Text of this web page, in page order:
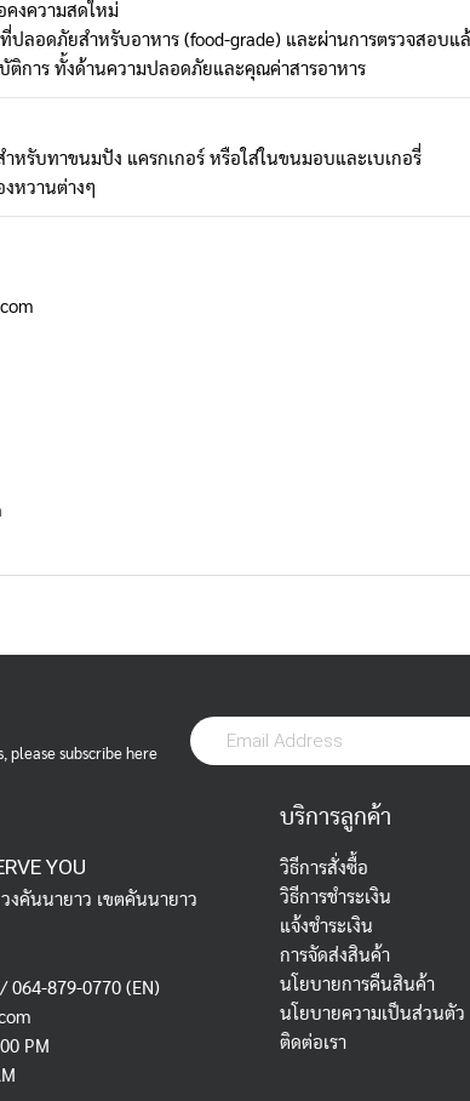
งความสดใหม่
ปลอดภัยสำหรับอาหาร (food-grade) และผ่านการตรวจสอบ
ติการ ทั้งด้านความปลอดภัยและคุณค่าสารอาหาร
ำหรับทาขนมปัง แครกเกอร์ หรือใส่ในขนมอบและเบเกอรี่
งหวานต่างๆ
please subscribe here
YOU
งคันนายาว เขตคันนายาว
064-879-0770 (EN)
PM
บริการลูกค้า
วิธีการสั่งซื้อ
วิธีการชำระเงิน
แจ้งชำระเงิน
การจัดส่งสินค้า
นโยบายการคืนสินค้า
นโยบายความเป็นส่วนตัว
ติดต่อเรา